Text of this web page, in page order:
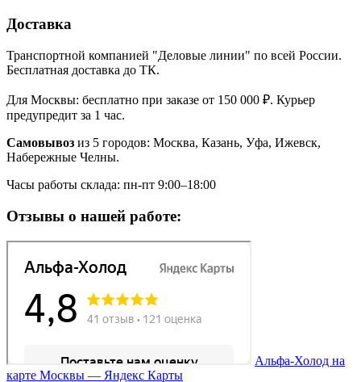
Доставка
Транспортной компанией "Деловые линии" по всей России.
Бесплатная доставка до ТК.
Для Москвы: бесплатно при заказе от 150 000 ₽. Курьер
предупредит за 1 час.
Самовывоз из 5 городов: Москва, Казань, Уфа, Ижевск,
Набережные Челны.
Часы работы склада: пн-пт 9:00–18:00
Отзывы о нашей работе:
Альфа-Холод на
карте Москвы — Яндекс Карты